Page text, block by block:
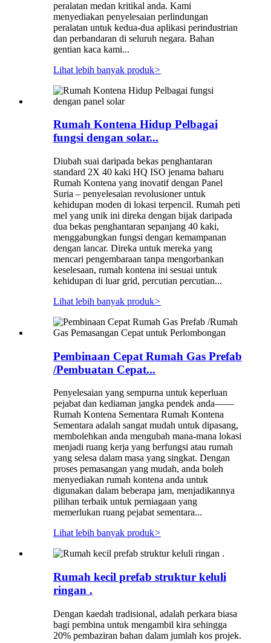
peralatan medan kritikal anda. Kami
menyediakan penyelesaian perlindungan
peralatan untuk kedua-dua aplikasi perindustrian
dan perbandaran di seluruh negara. Bahan
gentian kaca kami...
Lihat lebih banyak produk>
Rumah Kontena Hidup Pelbagai
fungsi dengan solar...
Diubah suai daripada bekas penghantaran
standard 2X 40 kaki HQ ISO jenama baharu
Rumah Kontena yang inovatif dengan Panel
Suria – penyelesaian revolusioner untuk
kehidupan moden di lokasi terpencil. Rumah peti
mel yang unik ini direka dengan bijak daripada
dua bekas penghantaran sepanjang 40 kaki,
menggabungkan fungsi dengan kemampanan
dengan lancar. Direka untuk mereka yang
mencari pengembaraan tanpa mengorbankan
keselesaan, rumah kontena ini sesuai untuk
kehidupan di luar grid, percutian percutian...
Lihat lebih banyak produk>
Pembinaan Cepat Rumah Gas Prefab
/Pembuatan Cepat...
Penyelesaian yang sempurna untuk keperluan
pejabat dan kediaman jangka pendek anda——
Rumah Kontena Sementara Rumah Kontena
Sementara adalah sangat mudah untuk dipasang,
membolehkan anda mengubah mana-mana lokasi
menjadi ruang kerja yang berfungsi atau rumah
yang selesa dalam masa yang singkat. Dengan
proses pemasangan yang mudah, anda boleh
menyediakan rumah kontena anda untuk
digunakan dalam beberapa jam, menjadikannya
pilihan terbaik untuk perniagaan yang
memerlukan ruang pejabat sementara...
Lihat lebih banyak produk>
Rumah kecil prefab struktur keluli
ringan .
Dengan kaedah tradisional, adalah perkara biasa
bagi pembina untuk mengambil kira sehingga
20% pembaziran bahan dalam jumlah kos projek.